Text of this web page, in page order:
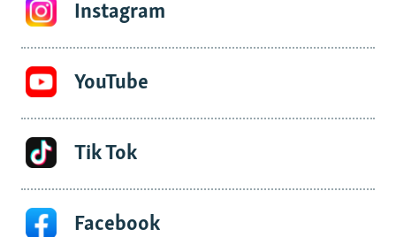
Instagram
YouTube
Tik Tok
Facebook